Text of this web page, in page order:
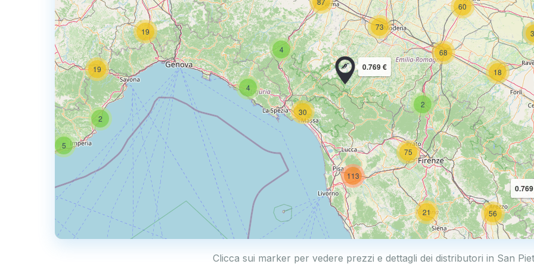
2
5
4
19
19
4
2
73
68
60
30
113
18
21
75
56
0.769 €
Clicca sui marker per vedere prezzi e dettagli dei distributori in San